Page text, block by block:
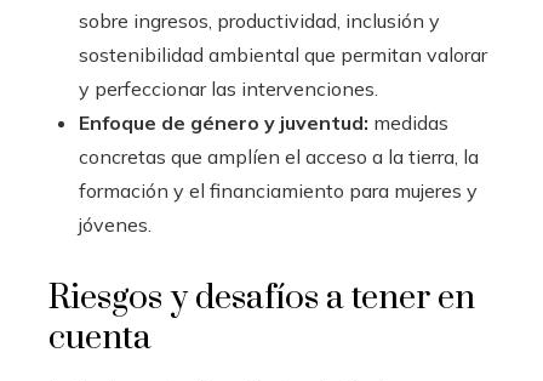
sobre ingresos, productividad, inclusión y
sostenibilidad ambiental que permitan valorar
y perfeccionar las intervenciones.
Enfoque de género y juventud: medidas
concretas que amplíen el acceso a la tierra, la
formación y el financiamiento para mujeres y
jóvenes.
Riesgos y desafíos a tener en
cuenta